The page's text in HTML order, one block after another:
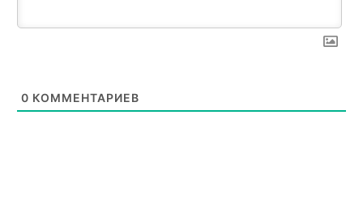
0 КОММЕНТАРИЕВ